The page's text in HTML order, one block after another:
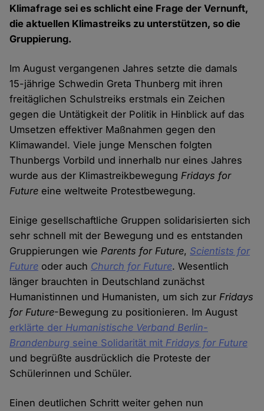
Klimafrage sei es schlicht eine Frage der Vernunft,
die aktuellen Klimastreiks zu unterstützen, so die
Gruppierung.
Im August vergangenen Jahres setzte die damals
15-jährige Schwedin Greta Thunberg mit ihren
freitäglichen Schulstreiks erstmals ein Zeichen
gegen die Untätigkeit der Politik in Hinblick auf das
Umsetzen effektiver Maßnahmen gegen den
Klimawandel. Viele junge Menschen folgten
Thunbergs Vorbild und innerhalb nur eines Jahres
wurde aus der KlimastreikbewegungFridays for
Future eine weltweite Protestbewegung.
Einige gesellschaftliche Gruppen solidarisierten sich
sehr schnell mit der Bewegung und es entstanden
Gruppierungen wieParents for Future, Scientists for
Future oder auch Church for Future. Wesentlich
länger brauchten in Deutschland zunächst
Humanistinnen und Humanisten, um sich zurFridays
for Future-Bewegung zu positionieren. Im August
erklärte der Humanistische Verband Berlin-
Brandenburg seine Solidarität mit Fridays for Future
und begrüßte ausdrücklich die Proteste der
Schülerinnen und Schüler.
Einen deutlichen Schritt weiter gehen nun